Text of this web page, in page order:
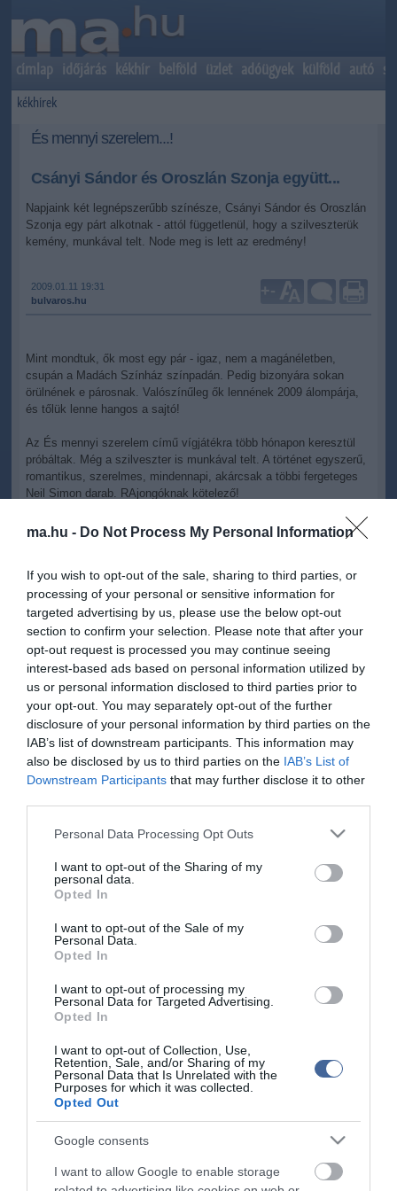
ma.hu - Do Not Process My Personal Information
If you wish to opt-out of the sale, sharing to third parties, or
processing of your personal or sensitive information for
targeted advertising by us, please use the below opt-out
section to confirm your selection. Please note that after your
opt-out request is processed you may continue seeing
interest-based ads based on personal information utilized by
us or personal information disclosed to third parties prior to
your opt-out. You may separately opt-out of the further
disclosure of your personal information by third parties on the
IAB’s list of downstream participants. This information may
also be disclosed by us to third parties on the IAB’s List of
Downstream Participants that may further disclose it to other
Please note that this website/app uses one or more Google
not limited to your visit or usage behaviour. You may click to
grant or deny consent to Google and its third-party tags to
use your data for below specified purposes in below Google
consent section.
Personal Data Processing Opt Outs
I want to opt-out of the Sharing of my
personal data.
Opted In
I want to opt-out of the Sale of my
Personal Data.
Opted In
I want to opt-out of processing my
Personal Data for Targeted Advertising.
Opted In
I want to opt-out of Collection, Use,
Retention, Sale, and/or Sharing of my
Personal Data that Is Unrelated with the
Purposes for which it was collected.
Opted Out
Google consents
I want to allow Google to enable storage
címlap időjárás kékhír belföld üzlet adóügyek külföld autó
kékhírek
És mennyi szerelem...!
Csányi Sándor és Oroszlán Szonja együtt...
Napjaink két legnépszerűbb színésze, Csányi Sándor és Oroszlán
Szonja egy párt alkotnak - attól függetlenül, hogy a szilveszterük
kemény, munkával telt. Node meg is lett az eredmény!
2009.01.11 19:31
bulvaros.hu
+-
Mint mondtuk, ők most egy pár - igaz, nem a magánéletben,
csupán a Madách Színház színpadán. Pedig bizonyára sokan
örülnének e párosnak. Valószínűleg ők lennének 2009 álompárja,
és tőlük lenne hangos a sajtó!
Az És mennyi szerelem című vígjátékra több hónapon keresztül
próbáltak. Még a szilveszter is munkával telt. A történet egyszerű,
romantikus, szerelmes, mindennapi, akárcsak a többi fergeteges
Neil Simon darab. RAjongóknak kötelező!
Már csak azért is, mert a fiatalok kedvenceit eddig még nem
láthattuk együtt játszani. Külön - külön már megmutatták mit
Valami Amerika, S.O.S szerelem - végül pedig lehet, hogy a mese
valósággá válik, és igazából is egy pár lesznek egyszer!
Kapcsolódó írások:
Oroszlán Szonja és Dobó Kata is küzd ellene!
tartalmazzák.
Kérjük, kulturáltan, mások személyiségi jogainak és jó hírnevének tiszteletben
tartásával kommenteljenek!
ma.hu legfrissebb hírei:
Nagy erőkkel keresik a szomjazó gólyát megmentő
Magyar Péter: átfogó energiafejlesztési tervet fogadott el a
kormány
Kenyában bezzeg minden zöldebb
bukkant elő a Dunából
A Tisza-frakció kezdeményezte, hogy jövő kedden legyen